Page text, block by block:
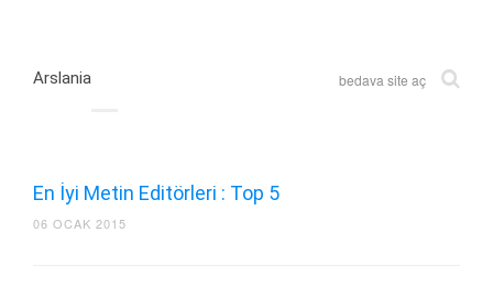
Arslania bedava site aç
En İyi Metin Editörleri : Top 5
06 OCAK 2015